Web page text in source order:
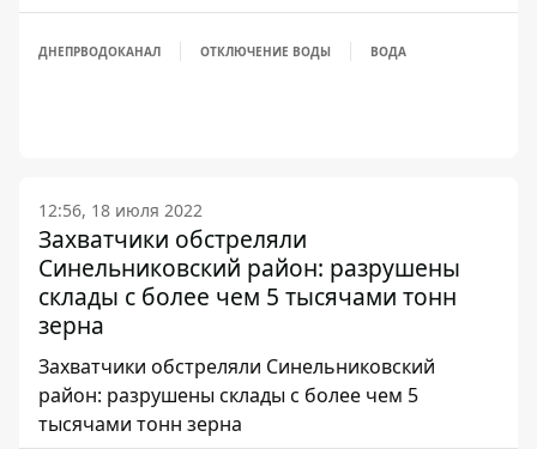
ДНЕПРВОДОКАНАЛ ОТКЛЮЧЕНИЕ ВОДЫ ВОДА
12:56, 18 июля 2022
Захватчики обстреляли
Синельниковский район: разрушены
склады с более чем 5 тысячами тонн
зерна
Захватчики обстреляли Синельниковский
район: разрушены склады с более чем 5
тысячами тонн зерна